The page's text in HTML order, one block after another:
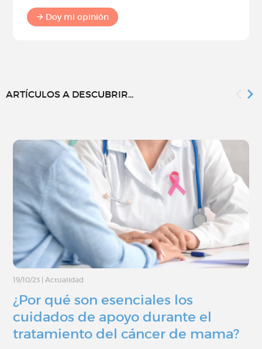
Doy mi opinión
ARTÍCULOS A DESCUBRIR...
19/10/23 Actualidad
¿Por qué son esenciales los
cuidados de apoyo durante el
tratamiento del cáncer de mama?